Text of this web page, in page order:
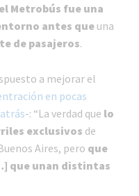
el Metrobús fue una
antes queuna
de pasajeros.
a mejorar el
en pocas
-: “La verdad que lo
exclusivos de
Aires, pero que
que unan distintas